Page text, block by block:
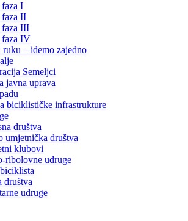
I
faza II
faza III
faza IV
ruku – idemo zajedno
Semeljci
javna uprava
biciklističke infrastrukture
društva
umjetnička društva
klubovi
ribolovne udruge
društva
udruge